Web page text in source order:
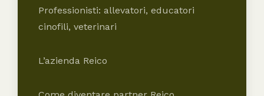
Professionisti: allevatori, educatori
cinofili, veterinari
L’azienda Reico